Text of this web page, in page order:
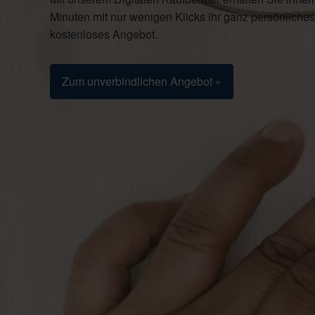
Minuten mit nur wenigen Klicks ihr ganz
kostenloses Angebot.
Zum unverbindlichen Angebot »